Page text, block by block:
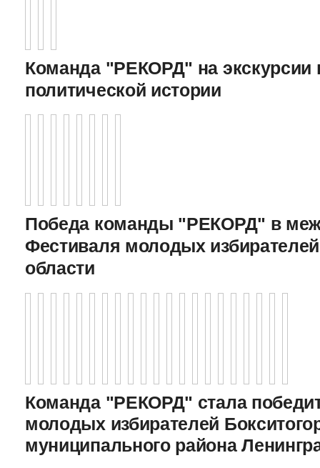
Команда "РЕКОРД" на экскурсии
политической истории
Победа команды "РЕКОРД" в
Фестиваля молодых
области
Команда "РЕКОРД" стала
молодых избирателей
муниципального района